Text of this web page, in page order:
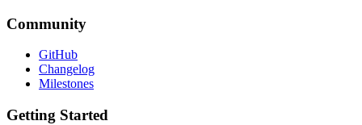
Community
GitHub
Changelog
Milestones
Getting Started